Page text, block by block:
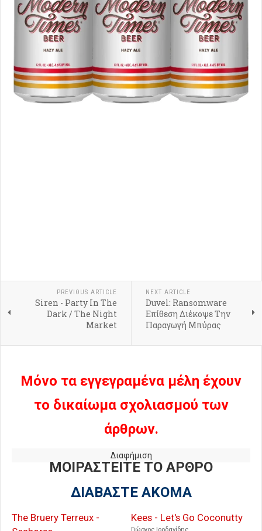
PREVIOUS ARTICLE
Siren - Party In The
Dark / The Night
Market
NEXT ARTICLE
Duvel: Ransomware
Επίθεση Διέκοψε Την
Παραγωγή Μπύρας
Μόνο τα εγγεγραμένα μέλη έχουν
το δικαίωμα σχολιασμού των
άρθρων.
Διαφήμιση
ΜΟΙΡΑΣΤΕΙΤΕ ΤΟ ΑΡΘΡΟ
ΔΙΑΒΑΣΤΕ ΑΚΟΜΑ
The Bruery Terreux -
Kees - Let's Go Coconutty